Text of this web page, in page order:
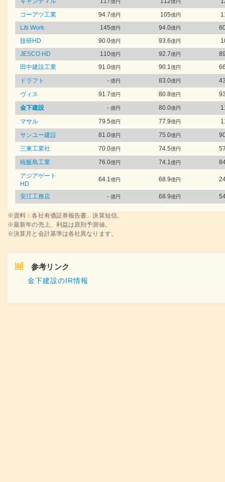
億円 億円
コーアツ工業
94.7億円 105億円
Lib Work
145億円 94.0億円
技研HD
90.0億円 93.6億円
JESCO HD
110億円 92.7億円
田中建設工業
91.0億円 90.1億円
ドラフト
- 億円 83.0億円
ヴィス
91.7億円 80.8億円
金下建設
- 億円 80.0億円
マサル
79.5億円 77.9億円
サンユー建設
81.0億円 75.0億円
三東工業社
70.0億円 74.5億円
暁飯島工業
76.0億円 74.1億円
アジアゲート
HD
64.1億円 68.9億円
安江工務店 - 億円 68.9億円
※資料：各社有価証券報告書、決算短信。
※最新年の売上、利益は原則予測値。
※決算月と会計基準は各社異なります。
参考リンク
金下建設のIR情報